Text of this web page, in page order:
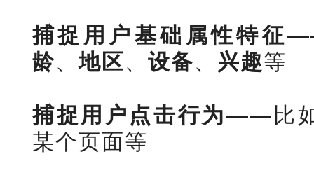
捕捉用户基础属性特征
龄、地区、 设备、 兴趣等
捕捉用户点击行为——比
某个页面等